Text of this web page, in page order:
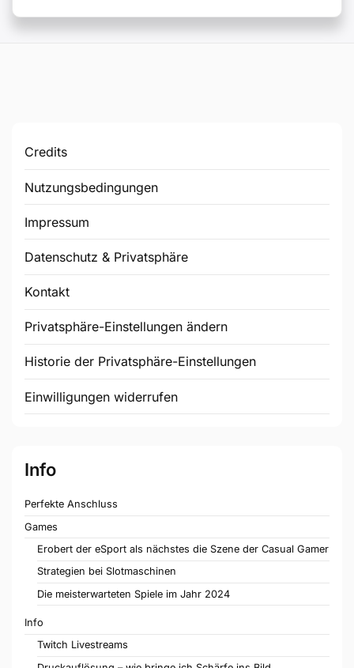
Credits
Nutzungsbedingungen
Impressum
Datenschutz & Privatsphäre
Kontakt
Privatsphäre-Einstellungen ändern
Historie der Privatsphäre-Einstellungen
Einwilligungen widerrufen
Info
Perfekte Anschluss
Games
Erobert der eSport als nächstes die Szene der Casual Gamer
Strategien bei Slotmaschinen
Die meisterwarteten Spiele im Jahr 2024
Info
Twitch Livestreams